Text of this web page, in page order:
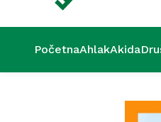
PočetnaAhlakAkida